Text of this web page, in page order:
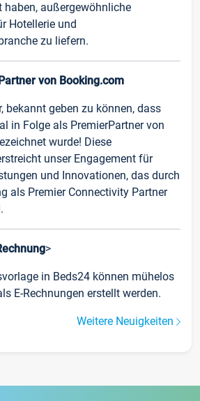
haben, außergewöhnliche
Hotellerie und
zu liefern.
von Booking.com
bekannt geben zu können, dass
in Folge als PremierPartner von
wurde! Diese
unser Engagement für
und Innovationen, das durch
als Premier Connectivity Partner
>
in Beds24 können mühelos
E-Rechnungen erstellt werden.
Weitere Neuigkeiten